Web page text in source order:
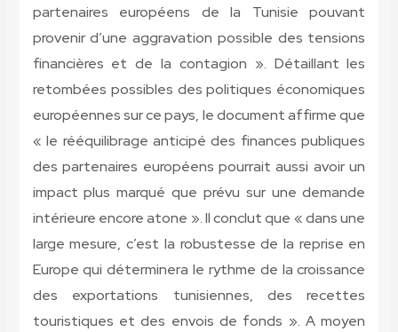
partenaires européens de la Tunisie pouvant
provenir d’une aggravation possible des tensions
financières et de la contagion ». Détaillant les
retombées possibles des politiques économiques
européennes sur ce pays, le document affirme que
« le rééquilibrage anticipé des finances publiques
des partenaires européens pourrait aussi avoir un
impact plus marqué que prévu sur une demande
intérieure encore atone ». Il conclut que « dans une
large mesure, c’est la robustesse de la reprise en
Europe qui déterminera le rythme de la croissance
des exportations tunisiennes, des recettes
touristiques et des envois de fonds ». A moyen